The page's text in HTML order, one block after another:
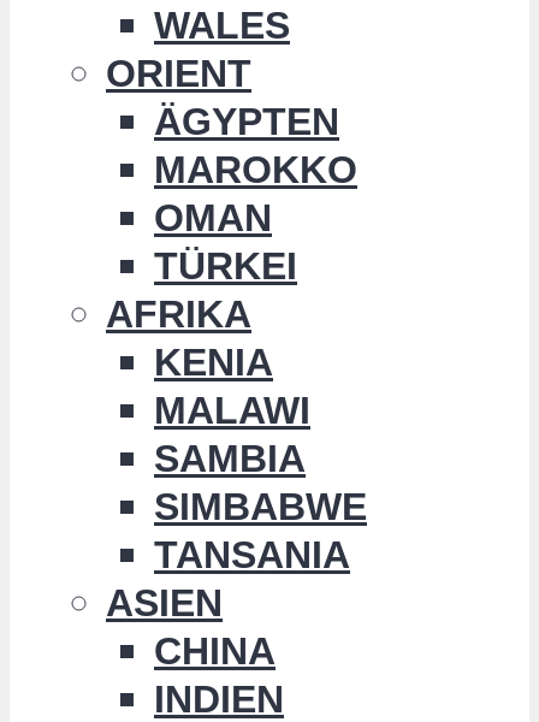
WALES
ORIENT
ÄGYPTEN
MAROKKO
OMAN
TÜRKEI
AFRIKA
KENIA
MALAWI
SAMBIA
SIMBABWE
TANSANIA
ASIEN
CHINA
INDIEN